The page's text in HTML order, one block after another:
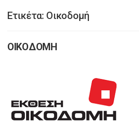
Ετικέτα: Οικοδομή
ΟΙΚΟΔΟΜΗ